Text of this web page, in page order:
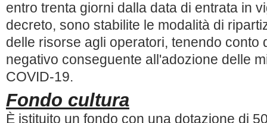
entro trenta giorni dalla data di entrata in
decreto, sono stabilite le modalità di
delle risorse agli operatori, tenendo conto
negativo conseguente all'adozione delle
COVID-19.
Fondo cultura
È istituito un fondo con una dotazione di